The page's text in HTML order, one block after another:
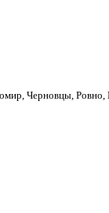
Черновцы,